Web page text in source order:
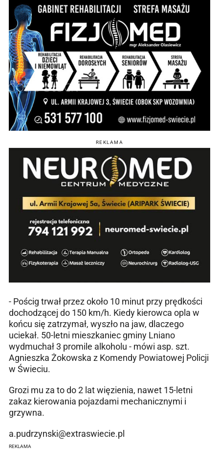
REKLAMA
- Pościg trwał przez około 10 minut przy prędkości
dochodzącej do 150 km/h. Kiedy kierowca opla w
końcu się zatrzymał, wyszło na jaw, dlaczego
uciekał. 50-letni mieszkaniec gminy Lniano
wydmuchał 3 promile alkoholu - mówi asp. szt.
Agnieszka Żokowska z Komendy Powiatowej Policji
w Świeciu.
Grozi mu za to do 2 lat więzienia, nawet 15-letni
zakaz kierowania pojazdami mechanicznymi i
grzywna.
a.pudrzynski@extraswiecie.pl
REKLAMA